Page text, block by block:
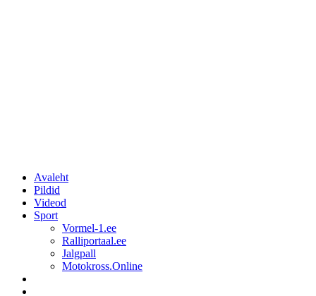
Avaleht
Pildid
Videod
Sport
Vormel-1.ee
Ralliportaal.ee
Jalgpall
Motokross.Online